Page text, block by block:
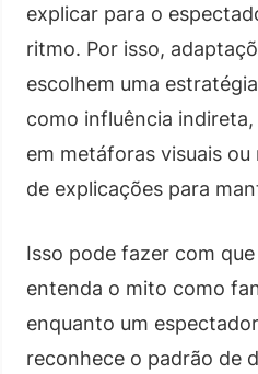
explicar para o
ritmo. Por isso,
escolhem uma
como influência
em metáforas visuais
de explicações para
Isso pode fazer com
entenda o mito como
enquanto um
reconhece o padrão de